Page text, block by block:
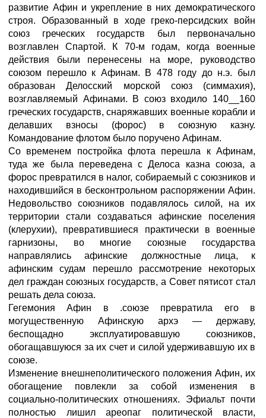
развитие Афин и укрепление в них демократического
строя. Образованный в ходе греко-персидских войн
союз греческих государств был первоначально
возглавлен Спартой. К 70-м годам, когда военные
действия были перенесены на море, руководство
союзом перешло к Афинам. В 478 году до н.э. был
образован Делосский морской союз (симмахия),
возглавляемый Афинами. В союз входило 140__160
греческих государств, снаряжавших военные корабли и
делавших взносы (форос) в союзную казну.
Командование флотом было поручено Афинам.
Со временем постройка флота перешла к Афинам,
туда же была переведена с Делоса казна союза, а
форос превратился в налог, собираемый с союзников и
находившийся в бесконтрольном распоряжении Афин.
Недовольство союзников подавлялось силой, на их
территории стали создаваться афинские поселения
(клерухии), превратившиеся практически в военные
гарнизоны, во многие союзные государства
направлялись афинские должностные лица, к
афинским судам перешло рассмотрение некоторых
дел граждан союзных государств, а Совет пятисот стал
решать дела союза.
Гегемония Афин в .союзе превратила его в
могущественную Афинскую архэ — державу,
беспощадно эксплуатировавшую союзников,
обогащавшуюся за их счет и силой удерживавшую их в
союзе.
Изменение внешнеполитического положения Афин, их
обогащение повлекли за собой изменения в
социально-политических отношениях. Эфиальт почти
полностью лишил ареопаг политической власти,